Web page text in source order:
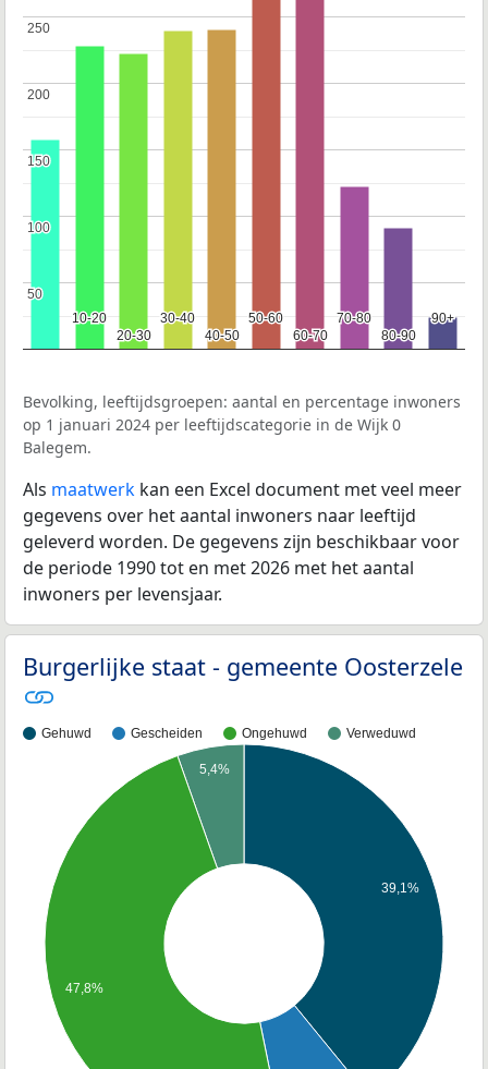
10-20
10-20
20-30
20-30
30-40
30-40
40-50
40-50
50-60
50-60
60-70
60-70
70-80
70-80
80-90
80-90
90+
90+
50
50
100
100
150
150
200
200
250
250
Bevolking, leeftijdsgroepen: aantal en percentage inwoners
op 1 januari 2024 per leeftijdscategorie in de Wijk 0
Balegem.
Als maatwerk kan een Excel document met veel meer
gegevens over het aantal inwoners naar leeftijd
geleverd worden. De gegevens zijn beschikbaar voor
de periode 1990 tot en met 2026 met het aantal
inwoners per levensjaar.
Burgerlijke staat - gemeente Oosterzele
Gehuwd Gescheiden Ongehuwd Verweduwd
39,1%
5,4%
47,8%